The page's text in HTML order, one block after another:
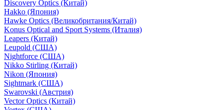
Discovery Optics (Китай)
Hakko (Япония)
Hawke Optics (Великобритания/Китай)
Konus Optical and Sport Systems (Италия)
Leapers (Китай)
Leupold (США)
Nightforce (США)
Nikko Stirling (Китай)
Nikon (Япония)
Sightmark (США)
Swarovski (Австрия)
Vector Optics (Китай)